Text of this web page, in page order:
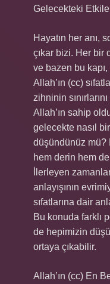
Gelecekteki
Hayatın her anı,
çıkar bizi. Her bir
ve bazen bu kapı,
Allah’ın (cc)
zihninin
Allah’ın sahip
gelecekte nasıl
düşündünüz mü?
hem derin hem
İlerleyen
anlayışının
sıfatlarına dair
Bu konuda farklı
de hepimizin
ortaya çıkabilir.
Allah’ın (cc) En